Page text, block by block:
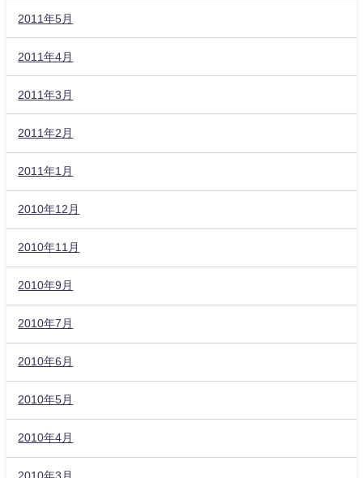
2011年5月
2011年4月
2011年3月
2011年2月
2011年1月
2010年12月
2010年11月
2010年9月
2010年7月
2010年6月
2010年5月
2010年4月